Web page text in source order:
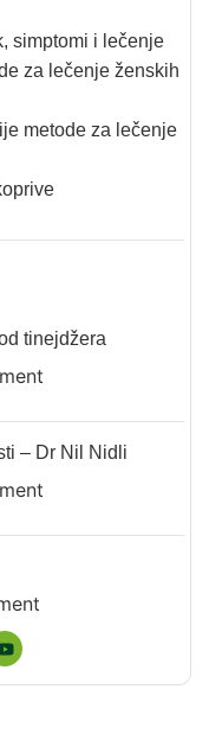
simptomi i lečenje
za lečenje ženskih
metode za lečenje
tinejdžera
– Dr Nil Nidli